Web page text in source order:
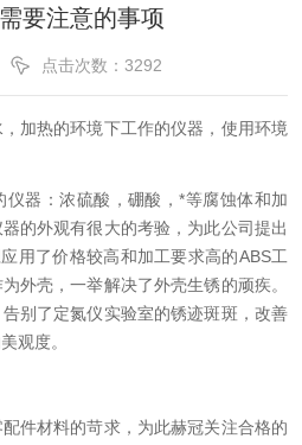
要注意的事项
点击次数：3292
加热的环境下工作的仪器，使用环境
器：浓硫酸，硼酸，*等腐蚀体和加
的外观有很大的考验，为此公司提出
用了价格较高和加工要求高的ABS工
外壳，一举解决了外壳生锈的顽疾。
别了定氮仪实验室的锈迹斑斑，改善
观度。
件材料的苛求，为此赫冠关注合格的